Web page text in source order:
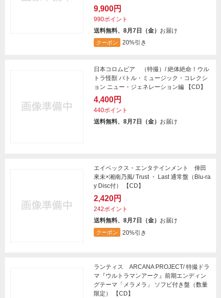
9,900円
990ポイント
送料無料、8月7日（金） お届け
クーポン 20%引き
日本コロムビア （特撮）/ 絶体絶命！ウル
トラ怪獣 バトル・ミュージック・コレクシ
ョン ニュー・ジェネレーション編 【CD】
4,400円
440ポイント
送料無料、8月7日（金） お届け
エイベックス・エンタテインメント 倖田
來未×湘南乃風/ Trust ・ Last 通常盤（Blu-ra
y Disc付） 【CD】
2,420円
242ポイント
送料無料、8月7日（金） お届け
クーポン 20%引き
ランティス ARCANA PROJECT/ 特撮ドラ
マ『ウルトラマンアーク』前期エンディン
グテーマ「メラメラ」 ソフビ付き盤（数量
限定） 【CD】